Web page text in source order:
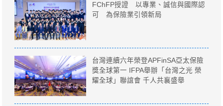
FChFP授證 以專業、誠信與國際認
可 為保險業引領新局
台灣連續六年榮登APFinSA亞太保險
獎全球第一 IFPA舉辦「台灣之光 榮
耀全球」聯誼會 千人共襄盛舉